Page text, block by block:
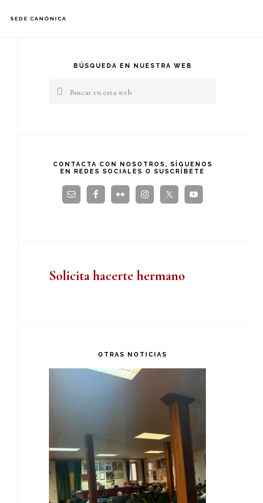
SEDE CANÓNICA
principal
BÚSQUEDA EN NUESTRA WEB
Buscar
CONTACTA CON NOSOTROS, SÍGUENOS
EN REDES SOCIALES O SUSCRÍBETE
Solicita hacerte hermano
OTRAS NOTICIAS